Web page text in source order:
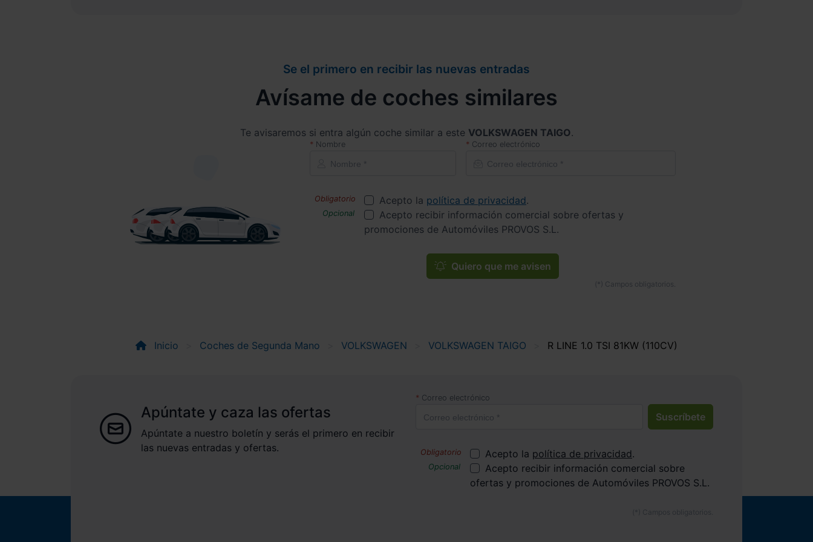
Se el primero en recibir las nuevas entradas
Avísame de coches similares
Te avisaremos si entra algún coche similar a este VOLKSWAGEN TAIGO.
Nombre Correo electrónico
Acepto la política de privacidad.
Acepto recibir información comercial sobre ofertas y
promociones de Automóviles PROVOS S.L.
Quiero que me avisen
Inicio Coches de Segunda Mano VOLKSWAGEN VOLKSWAGEN TAIGO R LINE 1.0 TSI 81KW (110CV)
Apúntate y caza las ofertas
Apúntate a nuestro boletín y serás el primero en recibir
las nuevas entradas y ofertas.
Correo electrónico
Suscríbete
Acepto la política de privacidad.
Acepto recibir información comercial sobre
ofertas y promociones de Automóviles PROVOS S.L.